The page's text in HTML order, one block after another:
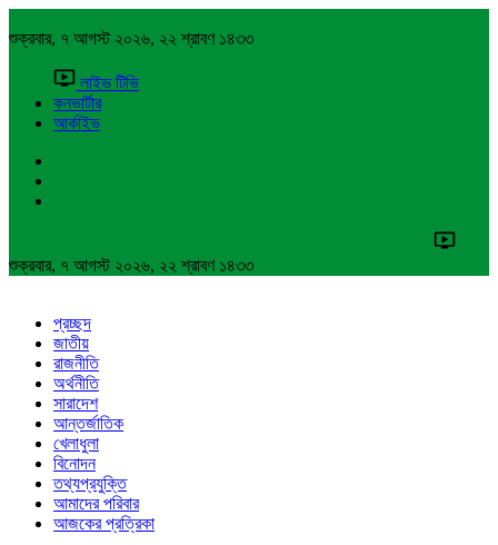
শুক্রবার, ৭ আগস্ট ২০২৬, ২২ শ্রাবণ ১৪৩৩
লাইভ টিভি
কনভার্টার
আর্কাইভ
শুক্রবার, ৭ আগস্ট ২০২৬, ২২ শ্রাবণ ১৪৩৩
প্রচ্ছদ
জাতীয়
রাজনীতি
অর্থনীতি
সারাদেশ
আন্তর্জাতিক
খেলাধুলা
বিনোদন
তথ্যপ্রযুক্তি
আমাদের পরিবার
আজকের প্রত্রিকা